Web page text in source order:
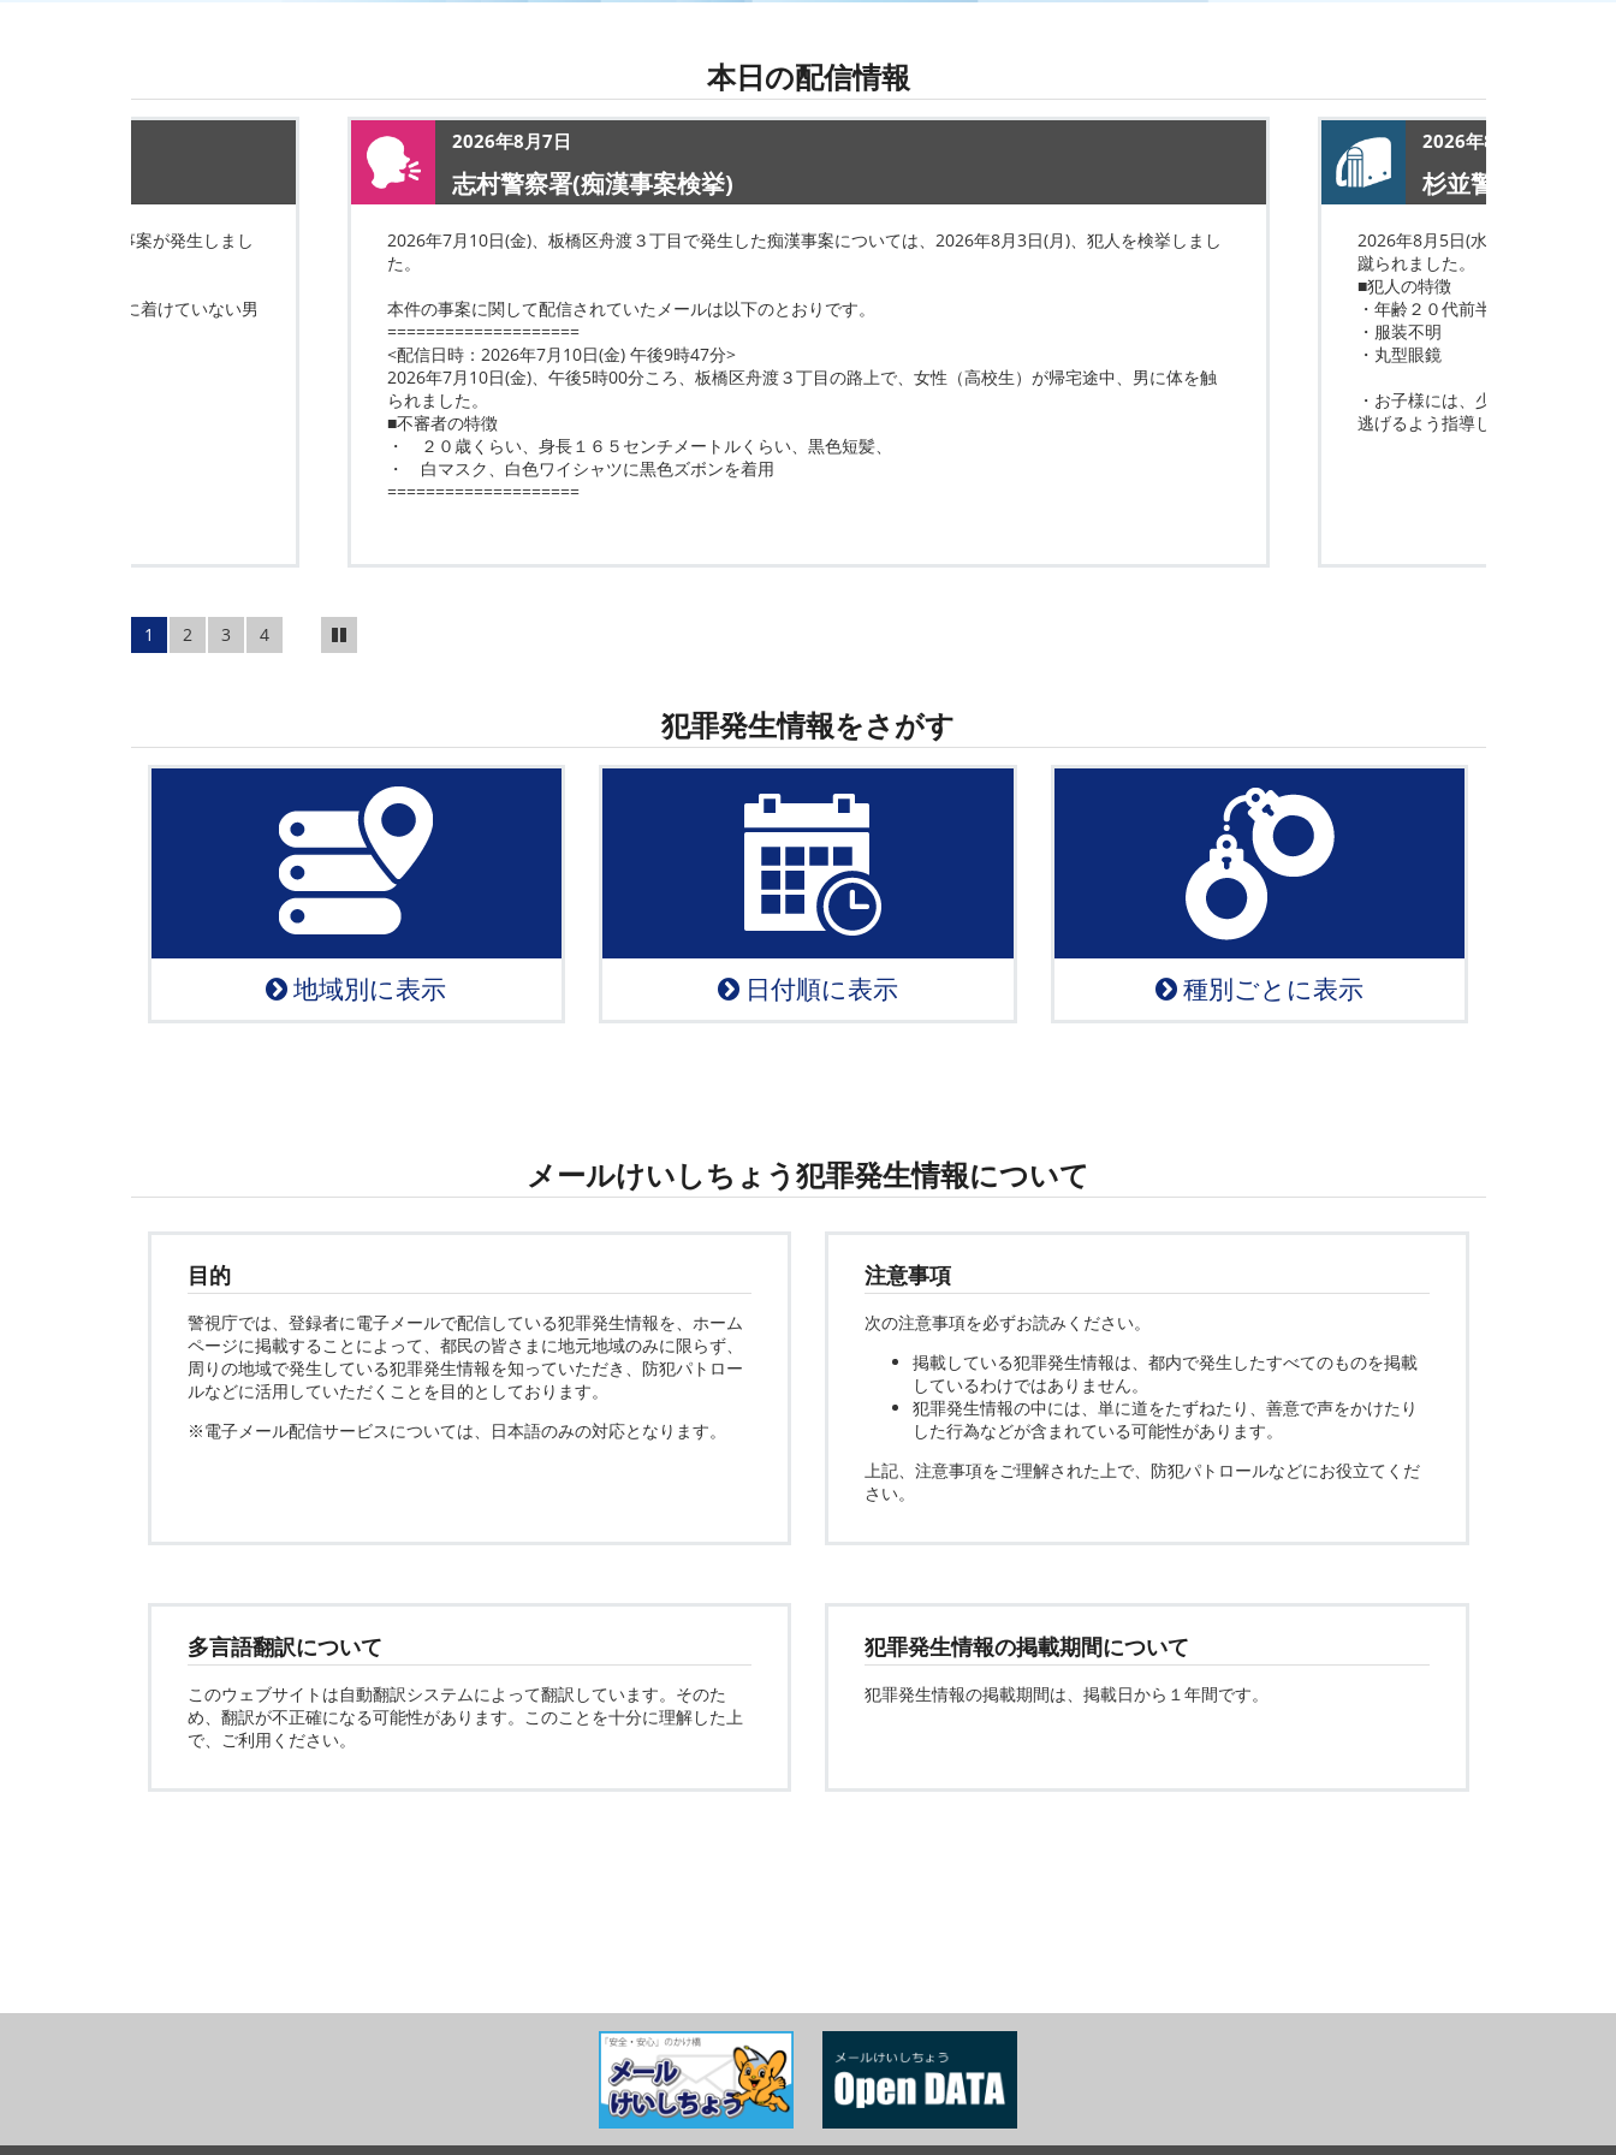
本日の配信情報
身を露出した事案が発生しまし
髪、衣服を身に着けていない男
2026年8月7日
志村警察署(痴漢事案検挙)
2026年7月10日(金)、板橋区舟渡３丁目で発生した痴漢事案については、2026年8月3日(月)、犯人を検挙しまし
た。
本件の事案に関して配信されていたメールは以下のとおりです。
====================
<配信日時：2026年7月10日(金) 午後9時47分>
2026年7月10日(金)、午後5時00分ころ、板橋区舟渡３丁目の路上で、女性（高校生）が帰宅途中、男に体を触
られました。
■不審者の特徴
・ ２０歳くらい、身長１６５センチメートルくらい、黒色短髪、
・ 白マスク、白色ワイシャツに黒色ズボンを着用
====================
2026年8月7日
杉並警察署(子供(
2026年8月5日(水)、午後6時00分
蹴られました。
■犯人の特徴
・年齢２０代前半
・服装不明
・丸型眼鏡
・お子様には、少しでも「こわ
逃げるよう指導してください。
1 2 3 4
犯罪発生情報をさがす
地域別に表示 日付順に表示 種別ごとに表示
メールけいしちょう犯罪発生情報について
目的
警視庁では、登録者に電子メールで配信している犯罪発生情報を、ホーム
ページに掲載することによって、都民の皆さまに地元地域のみに限らず、
周りの地域で発生している犯罪発生情報を知っていただき、防犯パトロー
ルなどに活用していただくことを目的としております。
※電子メール配信サービスについては、日本語のみの対応となります。
注意事項
次の注意事項を必ずお読みください。
掲載している犯罪発生情報は、都内で発生したすべてのものを掲載
しているわけではありません。
犯罪発生情報の中には、単に道をたずねたり、善意で声をかけたり
した行為などが含まれている可能性があります。
上記、注意事項をご理解された上で、防犯パトロールなどにお役立てくだ
さい。
多言語翻訳について
このウェブサイトは自動翻訳システムによって翻訳しています。そのた
め、翻訳が不正確になる可能性があります。このことを十分に理解した上
で、ご利用ください。
犯罪発生情報の掲載期間について
犯罪発生情報の掲載期間は、掲載日から１年間です。